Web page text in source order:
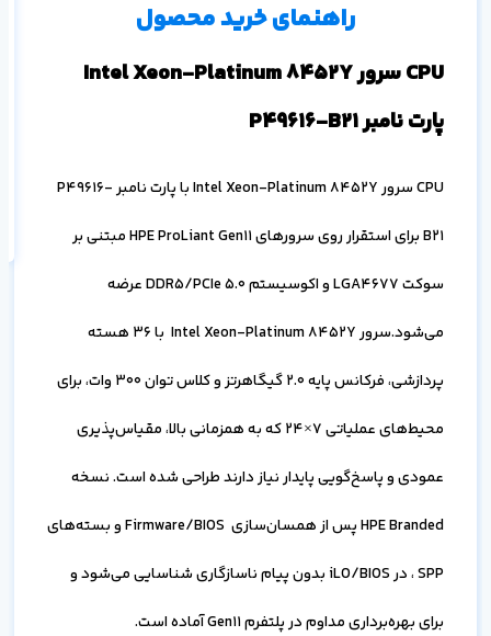
راهنمای خرید محصول
CPU سرور Intel Xeon-Platinum 8452Y
پارت نامبر P49616-B21
CPU سرور Intel Xeon-Platinum 8452Y با پارت نامبر P49616-
B21 برای استقرار روی سرورهای HPE ProLiant Gen11 مبتنی بر
سوکت LGA4677 و اکوسیستم DDR5/PCIe 5.0 عرضه
می‌شود.سرور Intel Xeon-Platinum 8452Y با 36 هسته
پردازشی، فرکانس پایه 2.0 گیگاهرتز و کلاس توان 300 وات، برای
محیط‌های عملیاتی 7×24 که به همزمانی بالا، مقیاس‌پذیری
عمودی و پاسخ‌گویی پایدار نیاز دارند طراحی شده است. نسخه
HPE Branded پس از همسان‌سازی Firmware/BIOS و بسته‌های
SPP ، در iLO/BIOS بدون پیام ناسازگاری شناسایی می‌شود و
برای بهره‌برداری مداوم در پلتفرم Gen11 آماده است.